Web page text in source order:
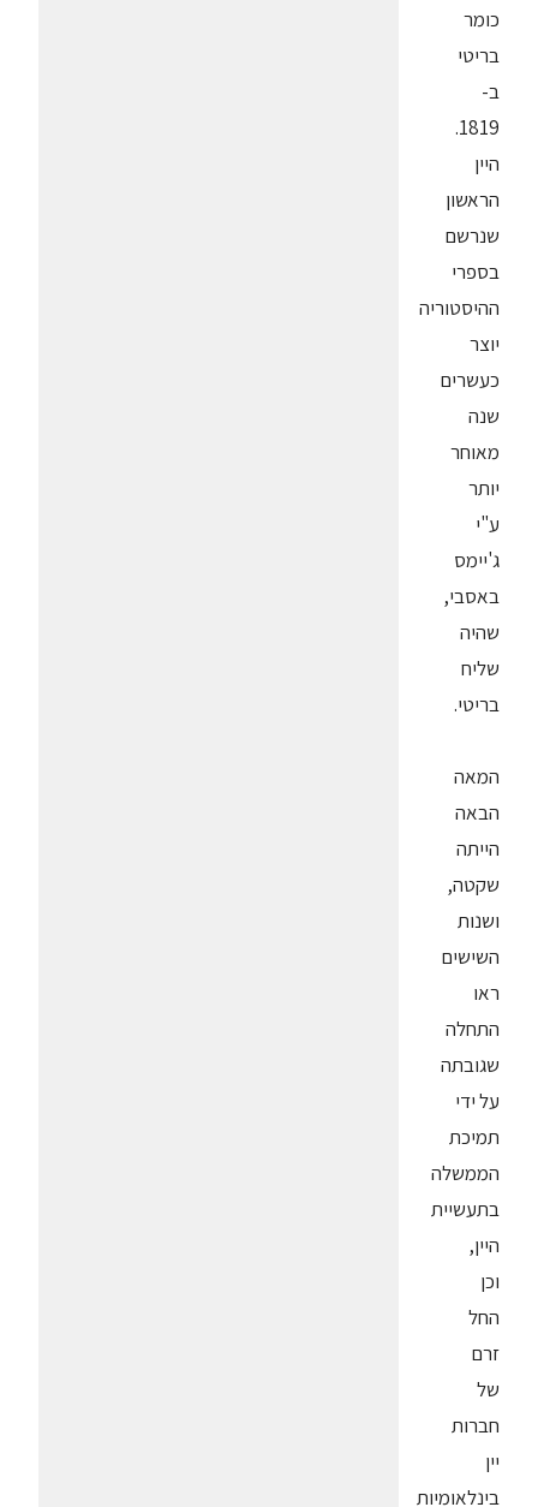
כומר
בריטי
ב-
1819.
היין
הראשון
שנרשם
בספרי
ההיסטוריה
יוצר
כעשרים
שנה
מאוחר
יותר
ע"י
ג'יימס
באסבי,
שהיה
שליח
בריטי.
המאה
הבאה
הייתה
שקטה,
ושנות
השישים
ראו
התחלה
שגובתה
על ידי
תמיכת
הממשלה
בתעשיית
היין,
וכן
החל
זרם
של
חברות
יין
בינלאומיות